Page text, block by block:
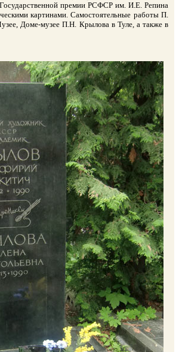
премии РСФСР им. И.Е. Репина
картинами. Самостоятельные работы П.
Доме-музее П.Н. Крылова в Туле, а также в